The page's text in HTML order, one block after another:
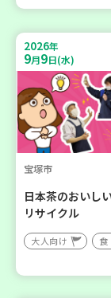
2026年
9月9日(水)
宝塚市
日本茶のおいし
リサイクル
大人向け 食